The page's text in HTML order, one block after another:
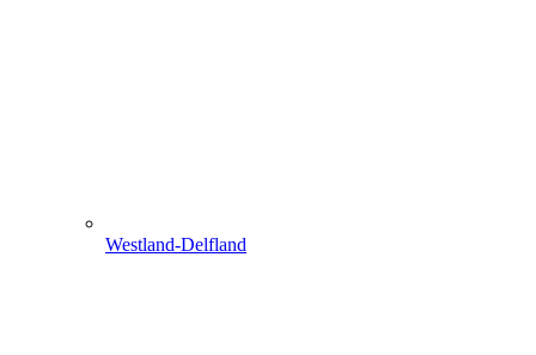
Westland-Delfland